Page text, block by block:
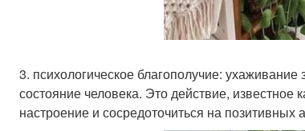
3. психологическое благополучие:
состояние человека. Это действие, известное
настроение и сосредоточиться на позитивных